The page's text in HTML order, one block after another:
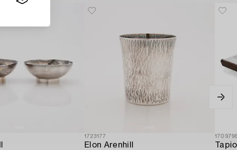
1723177
Elon Arenhill